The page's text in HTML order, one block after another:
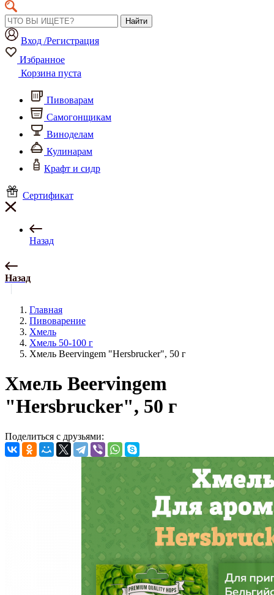
Найти
Вход /Регистрация
Избранное
Корзина пуста
Пивоварам
Самогонщикам
Виноделам
Кулинарам
Крафт и сидр
Сертификат
Назад
Назад
Главная
Пивоварение
Хмель
Хмель 50-100 г
Хмель Beervingem "Hersbrucker", 50 г
Хмель Beervingem
"Hersbrucker", 50 г
Поделиться с друзьями: